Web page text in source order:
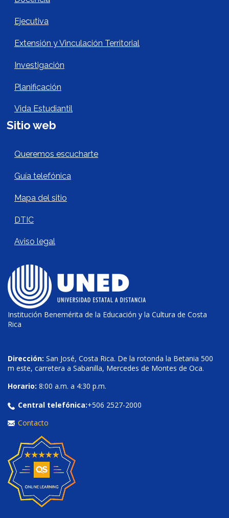
Ejecutiva
Extensión y Vinculación Territorial
Investigación
Planificación
Vida Estudiantil
Sitio web
Sitio Web Footer
Queremos escucharte
Guía telefónica
Mapa del sitio
DTIC
Aviso legal
Institución Benemérita de la Educación y la Cultura de Costa
Rica
Dirección: San José, Costa Rica. De la rotonda la Betania 500
m este, carretera a Sabanilla, Mercedes de Montes de Oca.
Horario: 8:00 a.m. a 4:30 p.m.
Central telefónica:+506 2527-2000
Contacto